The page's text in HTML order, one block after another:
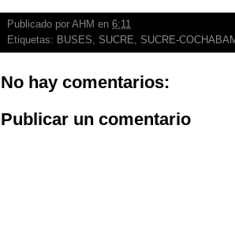
Publicado por AHM en 6:11
Etiquetas: BUSES, SUCRE, SUCRE-
No hay comentarios:
Publicar un comentario